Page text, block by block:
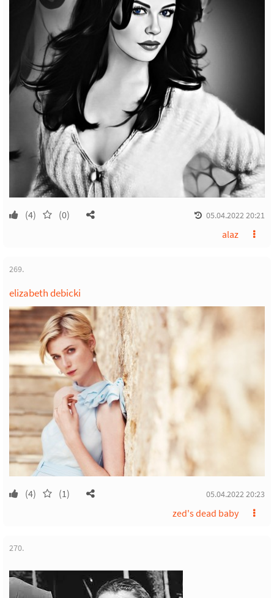
(4) (0) 05.04.2022 20:21
alaz
269.
elizabeth debicki
(4) (1) 05.04.2022 20:23
zed's dead baby
270.